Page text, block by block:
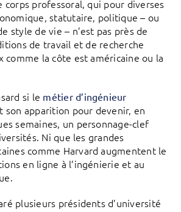
professoral, qui pour diverses
statutaire, politique – ou
style de vie – n’est pas près de
de travail et de recherche
comme la côte est américaine ou la
si le métier d’ingénieur
son apparition pour devenir, en
semaines, un personnage-clef
Ni que les grandes
comme Harvard augmentent le
en ligne à l’ingénierie et au
plusieurs présidents d’université